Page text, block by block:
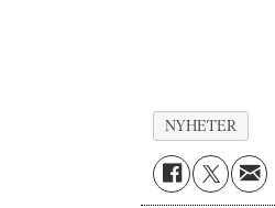
NYHETER